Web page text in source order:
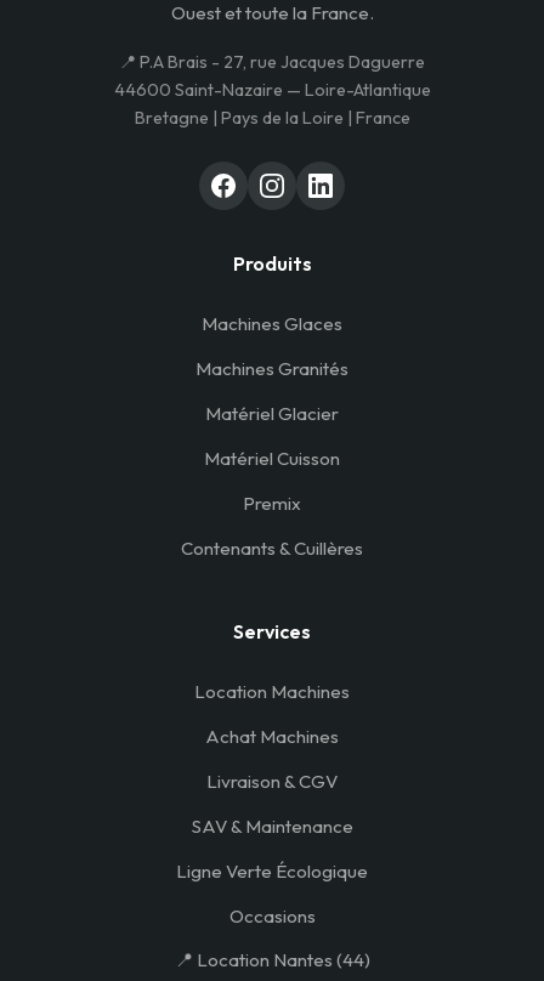
Ouest et toute la France.
📍 P.A Brais - 27, rue Jacques Daguerre
44600 Saint-Nazaire — Loire-Atlantique
Bretagne | Pays de la Loire | France
Produits
Machines Glaces
Machines Granités
Matériel Glacier
Matériel Cuisson
Premix
Contenants & Cuillères
Services
Location Machines
Achat Machines
Livraison & CGV
SAV & Maintenance
Ligne Verte Écologique
Occasions
📍 Location Nantes (44)